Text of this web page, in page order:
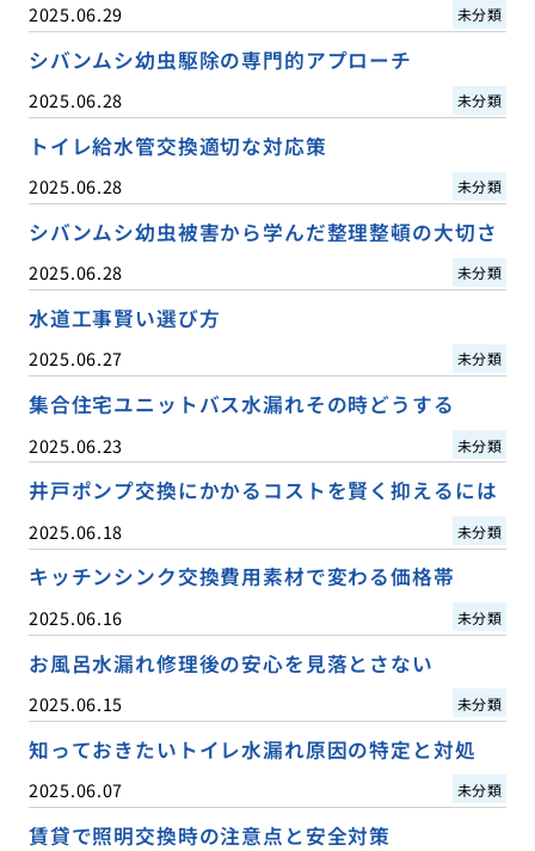
2025.06.29 未分類
シバンムシ幼虫駆除の専門的アプローチ
2025.06.28 未分類
トイレ給水管交換適切な対応策
2025.06.28 未分類
シバンムシ幼虫被害から学んだ整理整頓の大切さ
2025.06.28 未分類
水道工事賢い選び方
2025.06.27 未分類
集合住宅ユニットバス水漏れその時どうする
2025.06.23 未分類
井戸ポンプ交換にかかるコストを賢く抑えるには
2025.06.18 未分類
キッチンシンク交換費用素材で変わる価格帯
2025.06.16 未分類
お風呂水漏れ修理後の安心を見落とさない
2025.06.15 未分類
知っておきたいトイレ水漏れ原因の特定と対処
2025.06.07 未分類
賃貸で照明交換時の注意点と安全対策